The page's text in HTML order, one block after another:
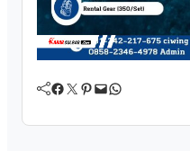
Facebook Twitter Pinterest Mail WhatsApp